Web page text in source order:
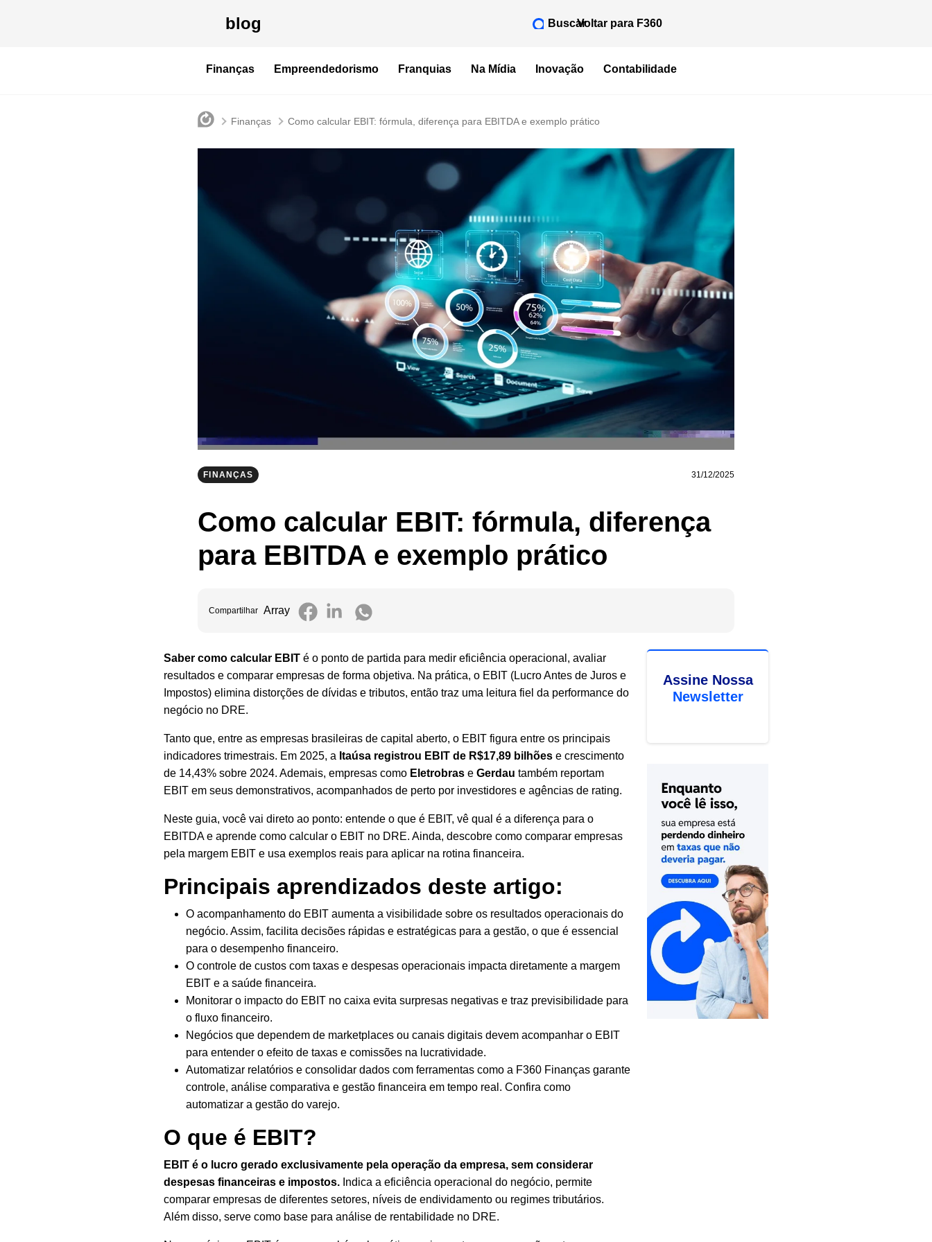
Finanças Empreendedorismo Franquias Na Mídia Inovação Contabilidade
blog BuscarVoltar para F360
Finanças Como calcular EBIT: fórmula, diferença para EBITDA e exemplo prático
FINANÇAS 31/12/2025
Como calcular EBIT: fórmula, diferença
para EBITDA e exemplo prático
Compartilhar Array
Saber como calcular EBITé o ponto de partida para medir eficiência operacional, avaliar
resultados e comparar empresas de forma objetiva. Na prática, o EBIT (Lucro Antes de Juros e
Impostos) elimina distorções de dívidas e tributos, então traz uma leitura fiel da performance do
negócio no DRE.
Tanto que, entre as empresas brasileiras de capital aberto, o EBIT figura entre os principais
indicadores trimestrais. Em 2025, a Itaúsa registrou EBIT de R$17,89 bilhõese crescimento
de 14,43% sobre 2024. Ademais, empresas como Eletrobrase Gerdau também reportam
EBIT em seus demonstrativos, acompanhados de perto por investidores e agências de rating.
Neste guia, você vai direto ao ponto: entende o que é EBIT, vê qual é a diferença para o
EBITDA e aprende como calcular o EBIT no DRE. Ainda, descobre como comparar empresas
pela margem EBIT e usa exemplos reais para aplicar na rotina financeira.
Principais aprendizados deste artigo:
O acompanhamento do EBIT aumenta a visibilidade sobre os resultados operacionais do
negócio. Assim, facilita decisões rápidas e estratégicas para a gestão, o que é essencial
para o desempenho financeiro.
O controle de custoscom taxas e despesas operacionais impacta diretamente a margem
EBIT e a saúde financeira.
Monitorar o impacto do EBIT no caixa evita surpresas negativas e traz previsibilidade para
o fluxo financeiro.
Negócios que dependem de marketplaces ou canais digitais devem acompanhar o EBIT
para entender o efeito de taxas e comissõesna lucratividade.
Automatizar relatórios e consolidar dados com ferramentas como a F360 Finanças garante
controle, análise comparativa e gestão financeira em tempo real. Confira como
automatizar a gestão do varejo.
O que é EBIT?
EBIT é o lucro gerado exclusivamente pela operação da empresa, sem considerar
despesas financeiras e impostos.Indica a eficiência operacional do negócio, permite
comparar empresas de diferentes setores, níveis de endividamento ou regimes tributários.
Além disso, serve como base para análise de rentabilidade no DRE.
Assine Nossa
Newsletter